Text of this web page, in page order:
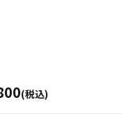
(税込)